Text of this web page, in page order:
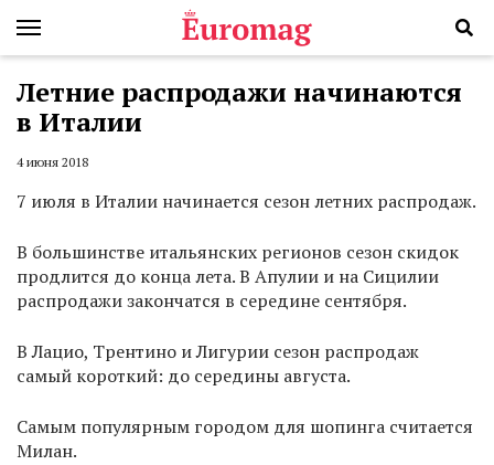
Летние распродажи начинаются
в Италии
4 июня 2018
7 июля в Италии начинается сезон летних распродаж.
В большинстве итальянских регионов сезон скидок
продлится до конца лета. В Апулии и на Сицилии
распродажи закончатся в середине сентября.
В Лацио, Трентино и Лигурии сезон распродаж
самый короткий: до середины августа.
Самым популярным городом для шопинга считается
Милан.